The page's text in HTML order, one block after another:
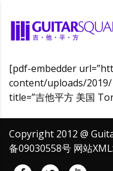
[pdf-embedder
content/uploads/2019/
title=”吉他平方 美国
Copyright 2012 @
备09030558号 网站